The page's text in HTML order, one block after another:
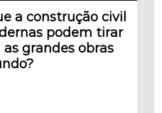
a construção civil
podem tirar
grandes obras